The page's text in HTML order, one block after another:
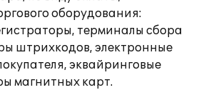
оборудования:
терминалы сбора
штрихкодов, электронные
эквайринговые
магнитных карт.